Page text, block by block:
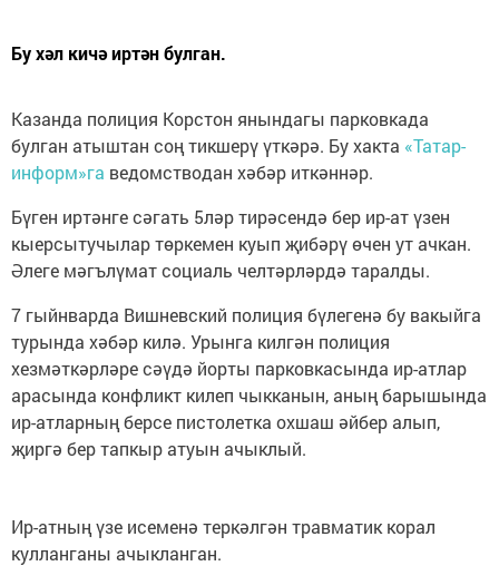
Бу хәл кичә иртән булган.
Казанда полиция Корстон янындагы парковкада
булган атыштан соң тикшерү үткәрә. Бу хакта «Татар-
информ»га ведомстводан хәбәр иткәннәр.
Бүген иртәнге сәгать 5ләр тирәсендә бер ир-ат үзен
кыерсытучылар төркемен куып җибәрү өчен ут ачкан.
Әлеге мәгълүмат социаль челтәрләрдә таралды.
7 гыйнварда Вишневский полиция бүлегенә бу вакыйга
турында хәбәр килә. Урынга килгән полиция
хезмәткәрләре сәүдә йорты парковкасында ир-атлар
арасында конфликт килеп чыкканын, аның барышында
ир-атларның берсе пистолетка охшаш әйбер алып,
җиргә бер тапкыр атуын ачыклый.
Ир-атның үзе исеменә теркәлгән травматик корал
кулланганы ачыкланган.